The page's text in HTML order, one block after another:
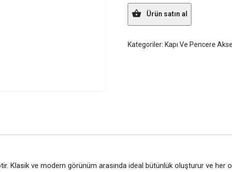
Ürün satın al
Kategoriler: Kapı Ve Pencere
Klasik ve modern görünüm arasında ideal bütünlük oluşturur ve her